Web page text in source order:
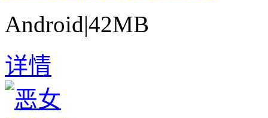
Android|42MB
详情